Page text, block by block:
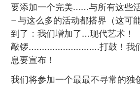
要添加一个完美……与所有这些
– 与这么多的活动都搭界（这可
到了：我们增加了…现代艺术！
敲锣………………………打鼓！我们
息要宣布！
我们将参加一个最最不寻常的独